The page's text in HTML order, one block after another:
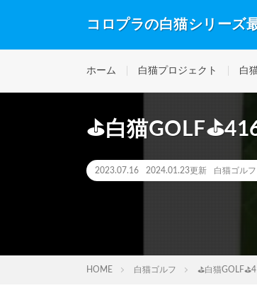
コロプラの白猫シリーズ
ホーム 白猫プロジェクト 白
⛳白猫
2023.07.16 2024.01.23更新 白猫ゴルフ
HOME 白猫ゴルフ ⛳白猫